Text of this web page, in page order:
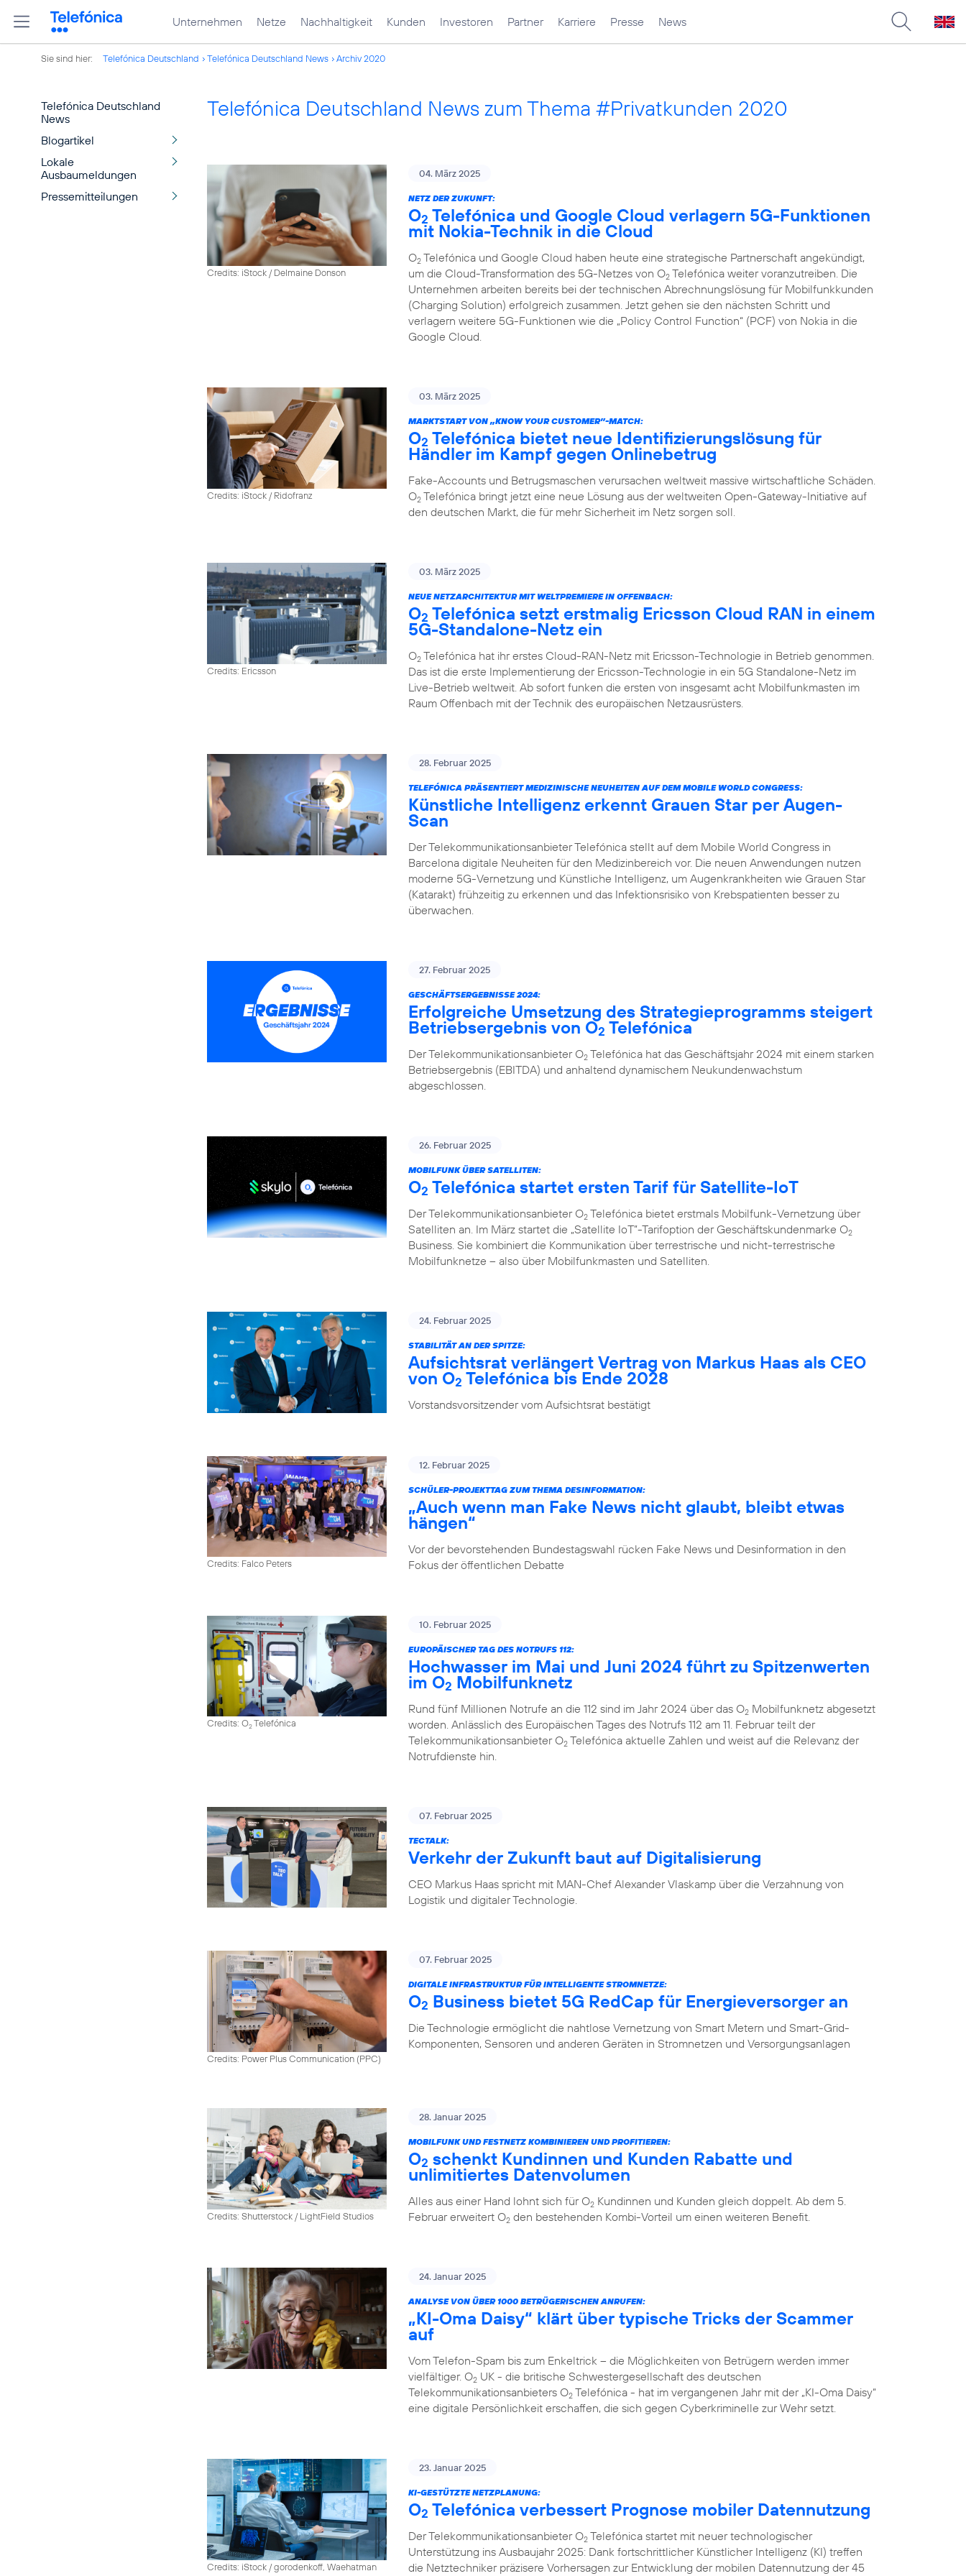
Unternehmen Netze Nachhaltigkeit Kunden Investoren Partner Karriere Presse News
Sie sind hier: Telefónica Deutschland Telefónica Deutschland News Archiv 2020
Telefónica Deutschland
News
Blogartikel
Lokale
Ausbaumeldungen
Pressemitteilungen
Telefónica Deutschland News zum Thema #Privatkunden 2020
Credits: iStock / Delmaine Donson
04. März 2025
NETZ DER ZUKUNFT:
O2 Telefónica und Google Cloud verlagern 5G-Funktionen
mit Nokia-Technik in die Cloud
O2 Telefónica und Google Cloud haben heute eine strategische Partnerschaft angekündigt,
um die Cloud-Transformation des 5G-Netzes von O2 Telefónica weiter voranzutreiben. Die
Unternehmen arbeiten bereits bei der technischen Abrechnungslösung für Mobilfunkkunden
(Charging Solution) erfolgreich zusammen. Jetzt gehen sie den nächsten Schritt und
verlagern weitere 5G-Funktionen wie die „Policy Control Function“ (PCF) von Nokia in die
Google Cloud.
Credits: iStock / Ridofranz
03. März 2025
MARKTSTART VON „KNOW YOUR CUSTOMER”-MATCH:
O2 Telefónica bietet neue Identifizierungslösung für
Händler im Kampf gegen Onlinebetrug
Fake-Accounts und Betrugsmaschen verursachen weltweit massive wirtschaftliche Schäden.
O2 Telefónica bringt jetzt eine neue Lösung aus der weltweiten Open-Gateway-Initiative auf
den deutschen Markt, die für mehr Sicherheit im Netz sorgen soll.
Credits: Ericsson
03. März 2025
NEUE NETZARCHITEKTUR MIT WELTPREMIERE IN OFFENBACH:
O2 Telefónica setzt erstmalig Ericsson Cloud RAN in einem
5G-Standalone-Netz ein
O2 Telefónica hat ihr erstes Cloud-RAN-Netz mit Ericsson-Technologie in Betrieb genommen.
Das ist die erste Implementierung der Ericsson-Technologie in ein 5G Standalone-Netz im
Live-Betrieb weltweit. Ab sofort funken die ersten von insgesamt acht Mobilfunkmasten im
Raum Offenbach mit der Technik des europäischen Netzausrüsters.
28. Februar 2025
TELEFÓNICA PRÄSENTIERT MEDIZINISCHE NEUHEITEN AUF DEM MOBILE WORLD CONGRESS:
Künstliche Intelligenz erkennt Grauen Star per Augen-
Scan
Der Telekommunikationsanbieter Telefónica stellt auf dem Mobile World Congress in
Barcelona digitale Neuheiten für den Medizinbereich vor. Die neuen Anwendungen nutzen
moderne 5G-Vernetzung und Künstliche Intelligenz, um Augenkrankheiten wie Grauen Star
(Katarakt) frühzeitig zu erkennen und das Infektionsrisiko von Krebspatienten besser zu
überwachen.
27. Februar 2025
GESCHÄFTSERGEBNISSE 2024:
Erfolgreiche Umsetzung des Strategieprogramms steigert
Betriebsergebnis von O2 Telefónica
Der Telekommunikationsanbieter O2 Telefónica hat das Geschäftsjahr 2024 mit einem starken
Betriebsergebnis (EBITDA) und anhaltend dynamischem Neukundenwachstum
abgeschlossen.
26. Februar 2025
MOBILFUNK ÜBER SATELLITEN:
O2 Telefónica startet ersten Tarif für Satellite-IoT
Der Telekommunikationsanbieter O2 Telefónica bietet erstmals Mobilfunk-Vernetzung über
Satelliten an. Im März startet die „Satellite IoT”-Tarifoption der Geschäftskundenmarke O2
Business. Sie kombiniert die Kommunikation über terrestrische und nicht-terrestrische
Mobilfunknetze – also über Mobilfunkmasten und Satelliten.
24. Februar 2025
STABILITÄT AN DER SPITZE:
Aufsichtsrat verlängert Vertrag von Markus Haas als CEO
von O2 Telefónica bis Ende 2028
Vorstandsvorsitzender vom Aufsichtsrat bestätigt
Credits: Falco Peters
12. Februar 2025
SCHÜLER-PROJEKTTAG ZUM THEMA DESINFORMATION:
„Auch wenn man Fake News nicht glaubt, bleibt etwas
hängen“
Vor der bevorstehenden Bundestagswahl rücken Fake News und Desinformation in den
Fokus der öffentlichen Debatte
Credits: O2Telefónica
10. Februar 2025
EUROPÄISCHER TAG DES NOTRUFS 112:
Hochwasser im Mai und Juni 2024 führt zu Spitzenwerten
im O2 Mobilfunknetz
Rund fünf Millionen Notrufe an die 112 sind im Jahr 2024 über das O2 Mobilfunknetz abgesetzt
worden. Anlässlich des Europäischen Tages des Notrufs 112 am 11. Februar teilt der
Telekommunikationsanbieter O2 Telefónica aktuelle Zahlen und weist auf die Relevanz der
Notrufdienste hin.
07. Februar 2025
TECTALK:
Verkehr der Zukunft baut auf Digitalisierung
CEO Markus Haas spricht mit MAN-Chef Alexander Vlaskamp über die Verzahnung von
Logistik und digitaler Technologie.
Credits: Power Plus Communication (PPC)
07. Februar 2025
DIGITALE INFRASTRUKTUR FÜR INTELLIGENTE STROMNETZE:
O2 Business bietet 5G RedCap für Energieversorger an
Die Technologie ermöglicht die nahtlose Vernetzung von Smart Metern und Smart-Grid-
Komponenten, Sensoren und anderen Geräten in Stromnetzen und Versorgungsanlagen
Credits: Shutterstock / LightField Studios
28. Januar 2025
MOBILFUNK UND FESTNETZ KOMBINIEREN UND PROFITIEREN:
O2 schenkt Kundinnen und Kunden Rabatte und
unlimitiertes Datenvolumen
Alles aus einer Hand lohnt sich für O2 Kundinnen und Kunden gleich doppelt. Ab dem 5.
Februar erweitert O2 den bestehenden Kombi-Vorteil um einen weiteren Benefit.
24. Januar 2025
ANALYSE VON ÜBER 1000 BETRÜGERISCHEN ANRUFEN:
„KI-Oma Daisy“ klärt über typische Tricks der Scammer
auf
Vom Telefon-Spam bis zum Enkeltrick – die Möglichkeiten von Betrügern werden immer
vielfältiger. O2 UK - die britische Schwestergesellschaft des deutschen
Telekommunikationsanbieters O2 Telefónica - hat im vergangenen Jahr mit der „KI-Oma Daisy“
eine digitale Persönlichkeit erschaffen, die sich gegen Cyberkriminelle zur Wehr setzt.
Credits: iStock / gorodenkoff, Waehatman
23. Januar 2025
KI-GESTÜTZTE NETZPLANUNG:
O2 Telefónica verbessert Prognose mobiler Datennutzung
Der Telekommunikationsanbieter O2 Telefónica startet mit neuer technologischer
Unterstützung ins Ausbaujahr 2025: Dank fortschrittlicher Künstlicher Intelligenz (KI) treffen
die Netztechniker präzisere Vorhersagen zur Entwicklung der mobilen Datennutzung der 45